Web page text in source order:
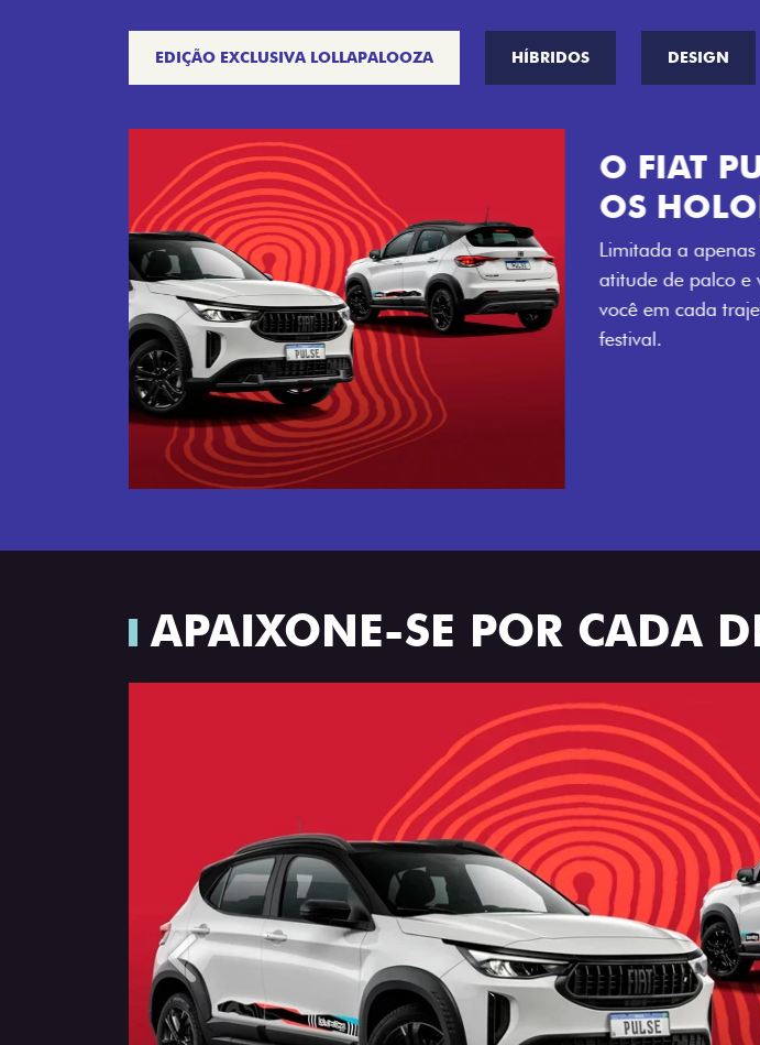
EDIÇÃO EXCLUSIVA LOLLAPALOOZA HÍBRIDOS DESIGN
Próximo
Tecnologia que acompanha o seu ritmo
APAIXONE-SE POR CADA
Anterior